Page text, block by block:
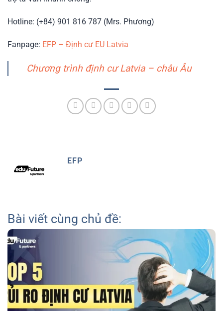
Hotline: (+84) 901 816 787 (Mrs. Phương)
Fanpage: EFP – Định cư EU Latvia
Chương trình định cư Latvia – châu Âu
EFP
Bài viết cùng chủ đề: